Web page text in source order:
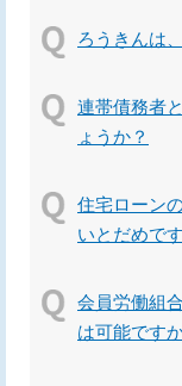
ろうきんは
連帯債務者
ょうか？
住宅ローン
いとだめで
会員労働組
は可能です